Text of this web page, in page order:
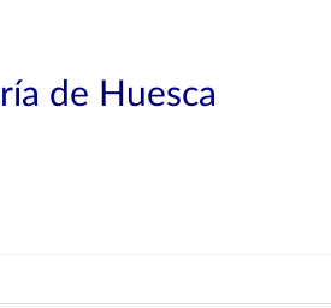
de Huesca